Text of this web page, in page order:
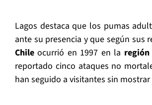
Lagos destaca que los pumas
ante su presencia y que según sus
Chile ocurrió en 1997 en la región
reportado cinco ataques no
han seguido a visitantes sin